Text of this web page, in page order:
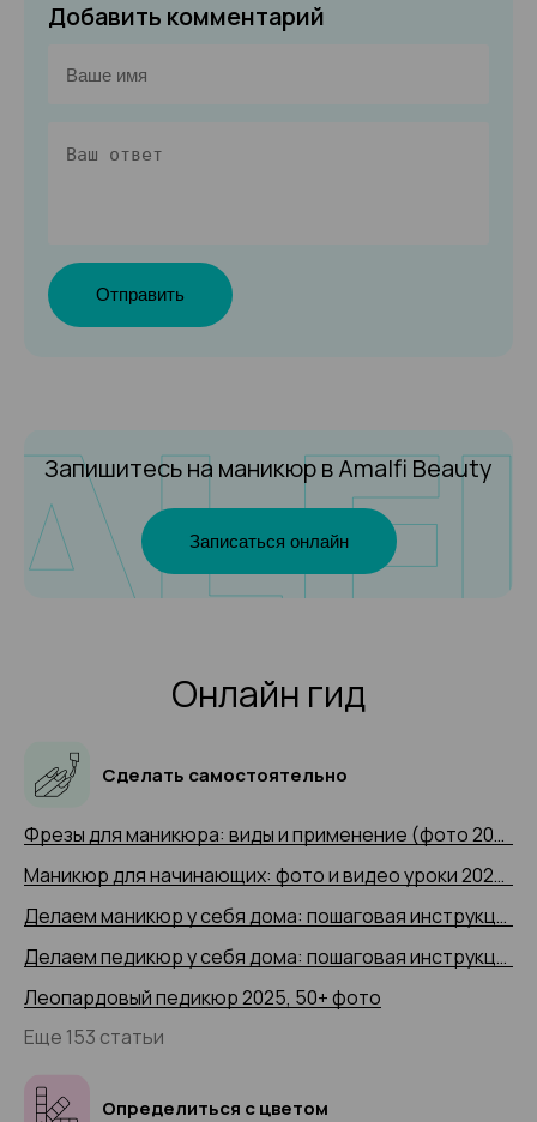
Добавить комментарий
Отправить
Запишитесь на маникюрв Amalfi Beauty
Записаться онлайн
Онлайн гид
Сделать самостоятельно
Фрезы для маникюра: виды и применение (фото 2025 и видео-примеры)
Маникюр для начинающих: фото и видео уроки 2025 года
Делаем маникюр у себя дома: пошаговая инструкция 2025 (+ видео)
Делаем педикюр у себя дома: пошаговая инструкция 2025 года с 50+ фото
Леопардовый педикюр 2025, 50+ фото
Еще 153 статьи
Определиться с цветом